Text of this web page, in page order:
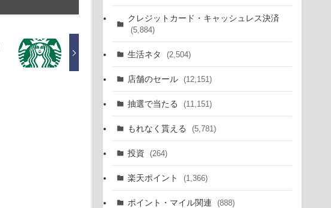
クレジットカード・キャッシュレス決済
(5,884)
生活ネタ (2,504)
店舗のセール (12,151)
抽選で当たる (11,151)
もれなく貰える (5,781)
投資 (264)
楽天ポイント (1,366)
ポイント・マイル関連 (888)